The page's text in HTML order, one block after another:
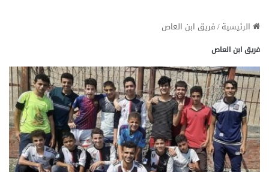
الرئيسية/فريق ابن العاص
فريق ابن العاص